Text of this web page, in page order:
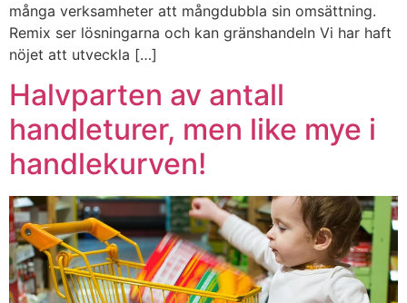
många verksamheter att mångdubbla sin omsättning.
Remix ser lösningarna och kan gränshandeln Vi har haft
nöjet att utveckla […]
Halvparten av antall
handleturer, men like mye i
handlekurven!